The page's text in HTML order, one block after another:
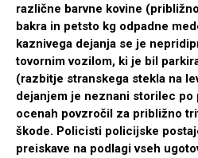
različne barvne kovine
bakra in petsto kg odpadne
kaznivega dejanja se je
tovornim vozilom, ki je bil
(razbitje stranskega stekla na
dejanjem je neznani storilec po
ocenah povzročil za približno
škode. Policisti policijske
preiskave na podlagi vseh